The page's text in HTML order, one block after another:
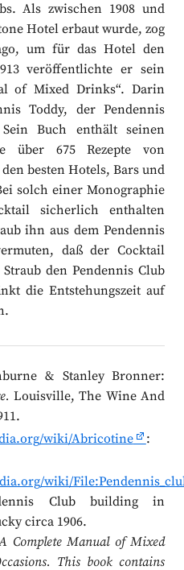
Als zwischen 1908 und
Hotel erbaut wurde, zog
um für das Hotel den
veröffentlichte er sein
of Mixed Drinks“. Darin
Toddy, der Pendennis
Buch enthält seinen
über 675 Rezepte von
besten Hotels, Bars und
solch einer Monographie
sicherlich enthalten
ihn aus dem Pendennis
daß der Cocktail
den Pendennis Club
die Entstehungszeit auf
& Stanley Bronner:
Louisville, The Wine And
wiki/Abricotine
:
wiki/
Club building in
circa 1906.
Complete Manual of Mixed
This book contains